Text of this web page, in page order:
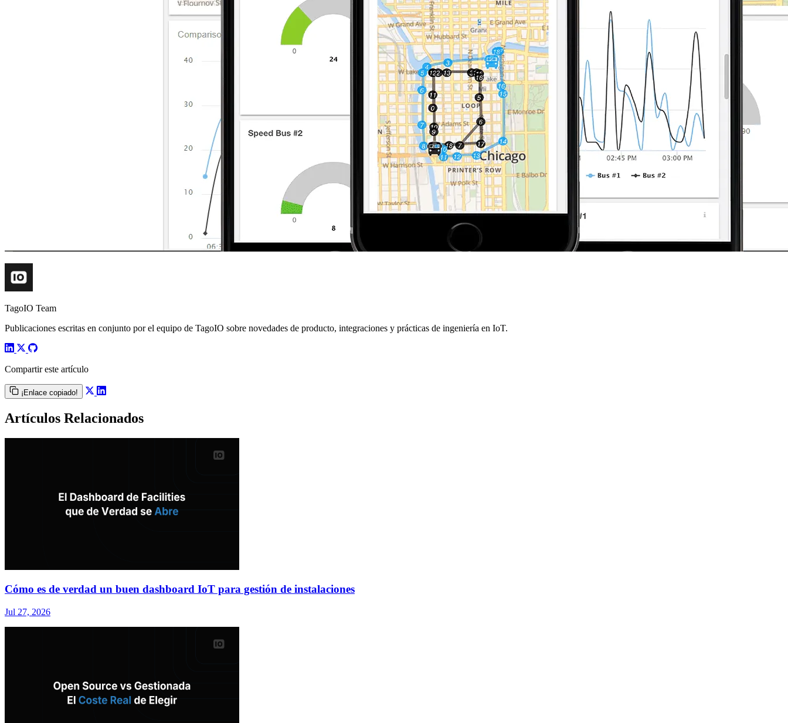
TagoIO Team
Publicaciones escritas en conjunto por el equipo de TagoIO sobre novedades de producto, integraciones y prácticas de ingeniería en IoT.
Compartir este artículo
¡Enlace copiado!
Artículos Relacionados
Cómo es de verdad un buen dashboard IoT para gestión de instalaciones
Jul 27, 2026